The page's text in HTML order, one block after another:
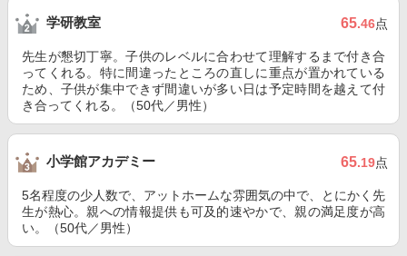
学研教室 65.46点
先生が懇切丁寧。子供のレベルに合わせて理解するまで付き合
ってくれる。特に間違ったところの直しに重点が置かれている
ため、子供が集中できず間違いが多い日は予定時間を越えて付
き合ってくれる。（50代／男性）
小学館アカデミー 65.19点
5名程度の少人数で、アットホームな雰囲気の中で、とにかく先
生が熱心。親への情報提供も可及的速やかで、親の満足度が高
い。（50代／男性）